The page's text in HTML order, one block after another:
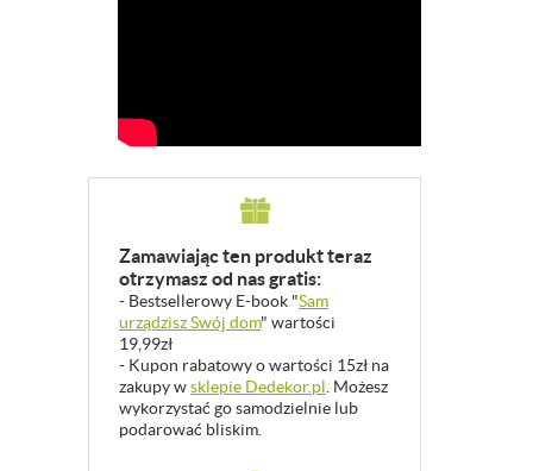
Zamawiając ten produkt teraz
otrzymasz od nas gratis:
- Bestsellerowy E-book "Sam
urządzisz Swój dom" wartości
19,99zł
- Kupon rabatowy o wartości 15zł na
zakupy wsklepie Dedekor.pl. Możesz
wykorzystać go samodzielnie lub
podarować bliskim.